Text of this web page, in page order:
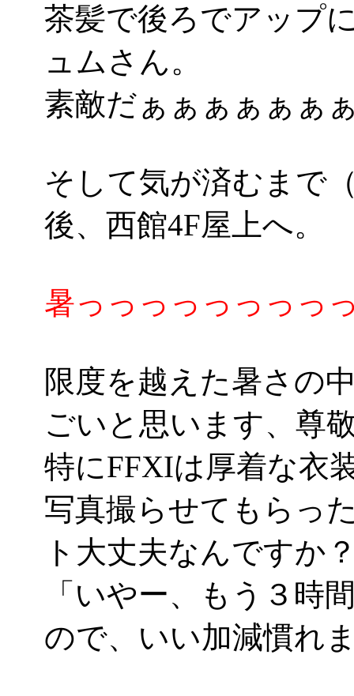
茶髪で後ろでアップ
ュムさん。
素敵だぁぁぁぁぁぁ
そして気が済むまで
後、西館4F屋上へ。
暑っっっっっっっっ
限度を越えた暑さの
ごいと思います、尊
特にFFXIは厚着な衣
写真撮らせてもらっ
ト大丈夫なんですか
「いやー、もう３時
ので、いい加減慣れ